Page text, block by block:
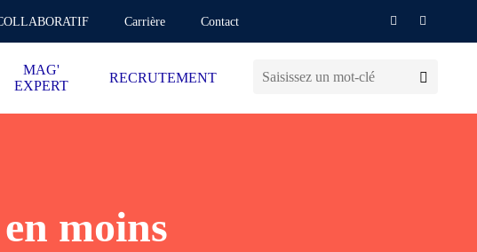
Carrière Contact
MAG'
EXPERT
RECRUTEMENT
moins